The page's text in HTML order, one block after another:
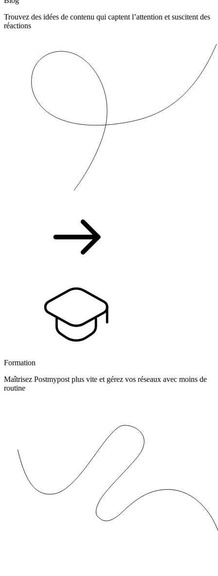
Trouvez des idées de contenu qui captent l’attention et suscitent des
réactions
Formation
Maîtrisez Postmypost plus vite et gérez vos réseaux avec moins de
routine